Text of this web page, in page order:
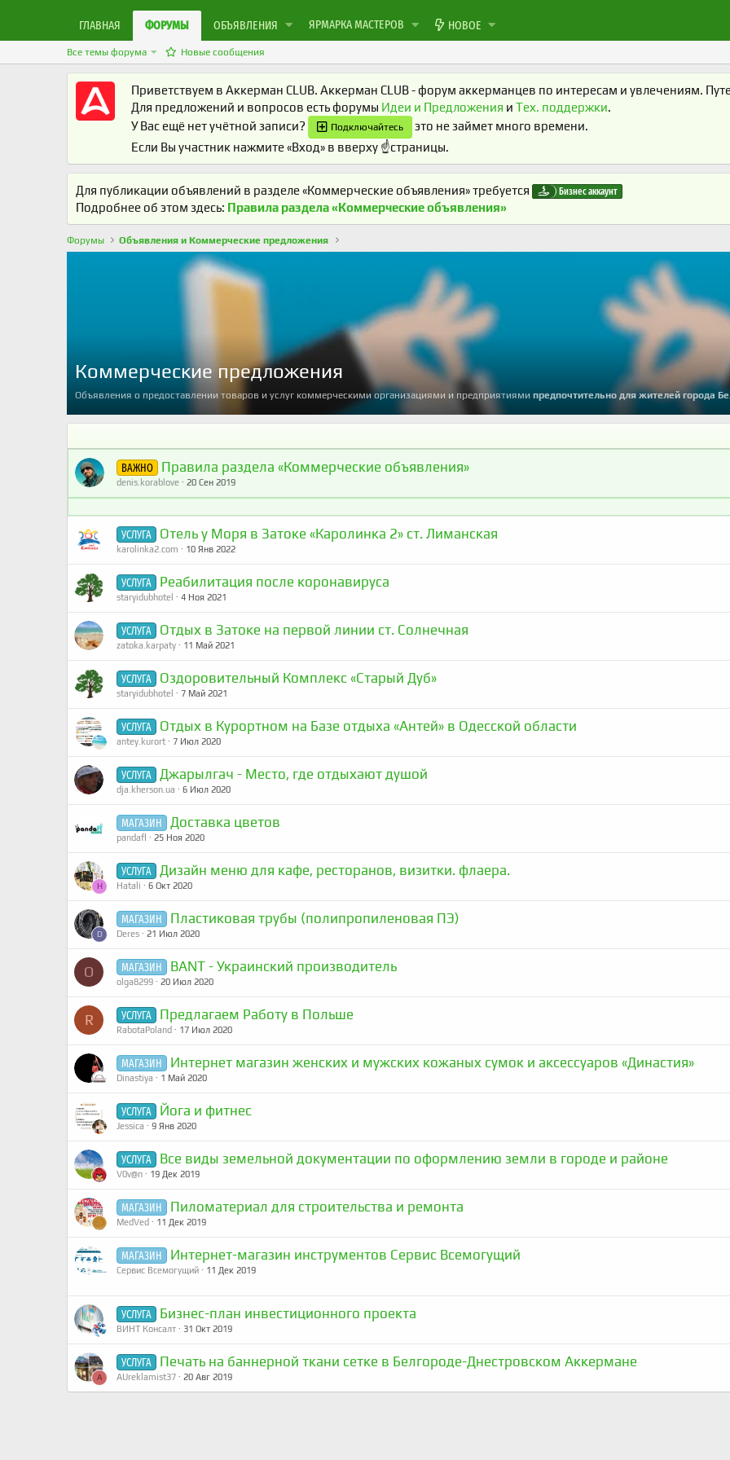
ГЛАВНАЯ ФОРУМЫ ОБЪЯВЛЕНИЯ ЯРМАРКА МАСТЕРОВ НОВОЕ
Все темы форума Новые сообщения
Приветствуем в Аккерман CLUB. Аккерман CLUB - форум аккерманцев по интересам и увлечениям.
Для предложений и вопросов есть форумы Идеи и Предложения и Тех. поддержки.
У Вас ещё нет учётной записи?
Подключайтесь
это не займет много времени.
Если Вы участник нажмите «Вход» в вверху ☝️страницы.
Для публикации объявлений в разделе «Коммерческие объявления» требуется Бизнес аккаунт
Подробнее об этом здесь: Правила раздела «Коммерческие объявления»
Форумы Объявления и Коммерческие предложения
Коммерческие предложения
Объявления о предоставлении товаров и услуг коммерческими организациями и предприятиями предпочтительно для жителей города
ВАЖНО Правила раздела «Коммерческие объявления»
denis.korablove 20 Сен 2019
УСЛУГА Отель у Моря в Затоке «Каролинка 2» ст. Лиманская
karolinka2.com 10 Янв 2022
УСЛУГА Реабилитация после коронавируса
staryidubhotel 4 Ноя 2021
УСЛУГА Отдых в Затоке на первой линии ст. Солнечная
zatoka.karpaty 11 Май 2021
УСЛУГА Оздоровительный Комплекс «Старый Дуб»
staryidubhotel 7 Май 2021
УСЛУГА Отдых в Курортном на Базе отдыха «Антей» в Одесской области
antey.kurort 7 Июл 2020
УСЛУГА Джарылгач - Место, где отдыхают душой
dja.kherson.ua 6 Июл 2020
МАГАЗИН Доставка цветов
pandafl 25 Ноя 2020
Н
УСЛУГА Дизайн меню для кафе, ресторанов, визитки. флаера.
Нatali 6 Окт 2020
D
МАГАЗИН Пластиковая трубы (полипропиленовая ПЭ)
Deres 21 Июл 2020
O МАГАЗИН BANT - Украинский производитель
olga8299 20 Июл 2020
R УСЛУГА Предлагаем Работу в Польше
RabotaPoland 17 Июл 2020
МАГАЗИН Интернет магазин женских и мужских кожаных сумок и аксессуаров «Династия»
Dinastiya 1 Май 2020
УСЛУГА Йога и фитнес
Jessica 9 Янв 2020
УСЛУГА Все виды земельной документации по оформлению земли в городе и районе
V0v@n 19 Дек 2019
МАГАЗИН Пиломатериал для строительства и ремонта
MedVed 11 Дек 2019
МАГАЗИН Интернет-магазин инструментов Сервис Всемогущий
Сервис Всемогущий 11 Дек 2019
УСЛУГА Бизнес-план инвестиционного проекта
ВИНТ Консалт 31 Окт 2019
A
УСЛУГА Печать на баннерной ткани сетке в Белгороде-Днестровском Аккермане
AUreklamist37 20 Авг 2019